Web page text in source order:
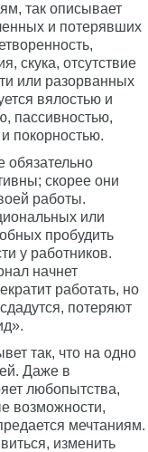
так описывает
и потерявших
скука, отсутствие
или разорванных
вялостью и
пассивностью,
покорностью.
обязательно
скорее они
работы.
или
пробудить
у работников.
начнет
работать, но
потеряют
так, что на одно
Даже в
любопытства,
возможности,
мечтаниям.
изменить